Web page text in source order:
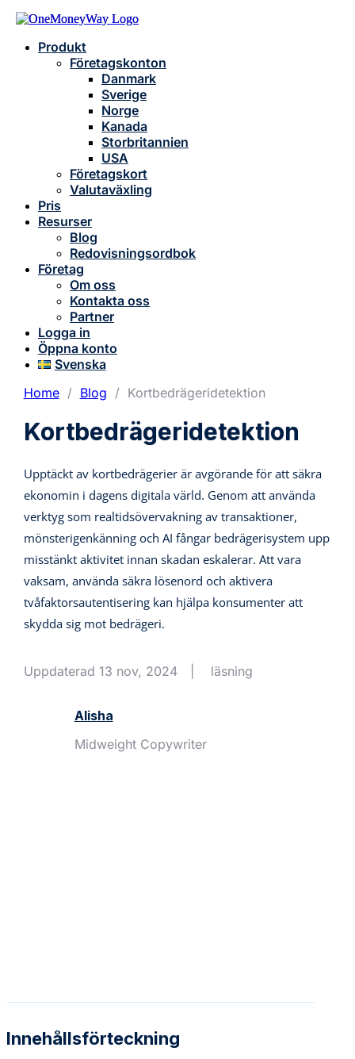
Produkt
Företagskonton
Danmark
Sverige
Norge
Kanada
Storbritannien
USA
Företagskort
Valutaväxling
Pris
Resurser
Blog
Redovisningsordbok
Företag
Om oss
Kontakta oss
Partner
Logga in
Öppna konto
Svenska
Home/ Blog / Kortbedrägeridetektion
Kortbedrägeridetektion
Upptäckt av kortbedrägerier är avgörande för att säkra
ekonomin i dagens digitala värld. Genom att använda
verktyg som realtidsövervakning av transaktioner,
mönsterigenkänning och AI fångar bedrägerisystem upp
misstänkt aktivitet innan skadan eskalerar. Att vara
vaksam, använda säkra lösenord och aktivera
tvåfaktorsautentisering kan hjälpa konsumenter att
skydda sig mot bedrägeri.
Uppdaterad 13 nov, 2024 läsning
Alisha
Midweight Copywriter
Innehållsförteckning